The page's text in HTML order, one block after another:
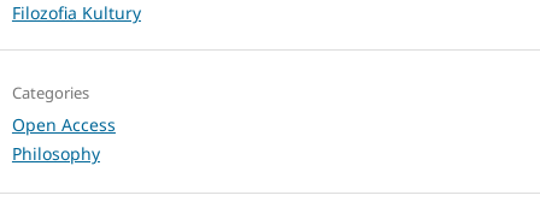
Filozofia Kultury
Categories
Open Access
Philosophy